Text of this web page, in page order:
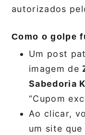
autorizados
Como o golpe
Um post
imagem de
Sabedoria
“Cupom
Ao clicar,
um site